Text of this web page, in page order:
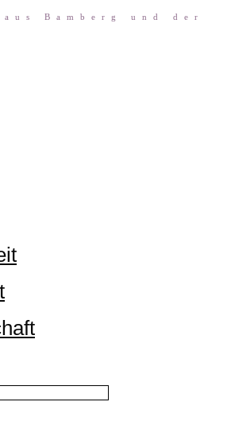
Bam­berg und der